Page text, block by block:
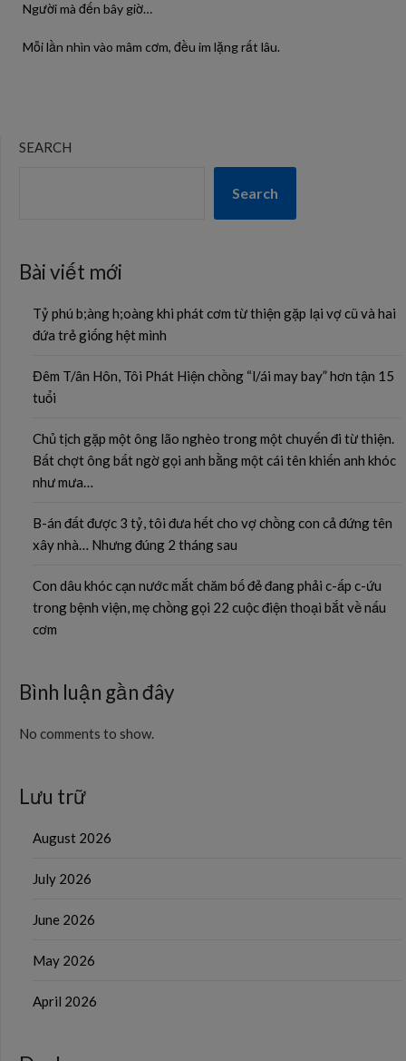
Người mà đến bây giờ…
Mỗi lần nhìn vào mâm cơm, đều im lặng rất lâu.
SEARCH
Search
Bài viết mới
Tỷ phú b;àng h;oàng khi phát cơm từ thiện gặp lại vợ cũ và hai
đứa trẻ giống hệt mình
Đêm T/ân Hôn, Tôi Phát Hiện chồng “l/ái may bay” hơn tận 15
tuổi
Chủ tịch gặp một ông lão nghèo trong một chuyến đi từ thiện.
Bất chợt ông bất ngờ gọi anh bằng một cái tên khiến anh khóc
như mưa…
B-án đất được 3 tỷ, tôi đưa hết cho vợ chồng con cả đứng tên
xây nhà… Nhưng đúng 2 tháng sau
Con dâu khóc cạn nước mắt chăm bố đẻ đang phải c-ấp c-ứu
trong bệnh viện, mẹ chồng gọi 22 cuộc điện thoại bắt về nấu
cơm
Bình luận gần đây
No comments to show.
Lưu trữ
August 2026
July 2026
June 2026
May 2026
April 2026